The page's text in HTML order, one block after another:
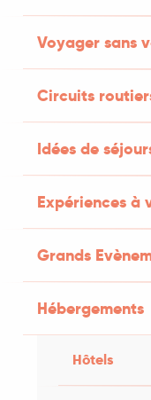
Voyager sans
Circuits
Idées de
Expériences à
Grands
Hébergements
Hôtels
DE